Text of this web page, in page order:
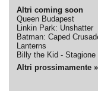
Altri coming soon
Queen Budapest
Linkin Park: Unshatter
Batman: Caped
Lanterns
Billy the Kid - Stagione
Altri prossimamente »